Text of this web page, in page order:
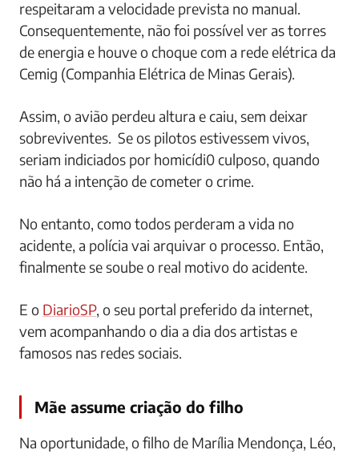
respeitaram a velocidade prevista no manual.
Consequentemente, não foi possível ver as torres
de energia e houve o choque com a rede elétrica da
Cemig (Companhia Elétrica de Minas Gerais).
Assim, o avião perdeu altura e caiu, sem deixar
sobreviventes. Se os pilotos estivessem vivos,
seriam indiciados por homicídi0 culposo, quando
não há a intenção de cometer o crime.
No entanto, como todos perderam a vida no
acidente, a polícia vai arquivar o processo. Então,
finalmente se soube o real motivo do acidente.
E o DiarioSP, o seu portal preferido da internet,
vem acompanhando o dia a dia dos artistas e
famosos nas redes sociais.
Mãe assume criação do filho
Na oportunidade, o filho de Marília Mendonça, Léo,